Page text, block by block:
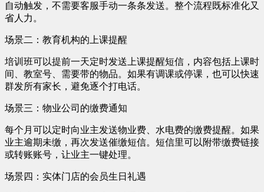
自动触发，不需要客服手动一条条发送。整个流程既标准化又
省人力。
场景二：教育机构的上课提醒
培训班可以提前一天定时发送上课提醒短信，内容包括上课时
间、教室号、需要带的物品。如果有调课或停课，也可以快速
群发所有家长，避免逐个打电话。
场景三：物业公司的缴费通知
每个月可以定时向业主发送物业费、水电费的缴费提醒。如果
业主逾期未缴，再次发送催缴短信。短信里可以附带缴费链接
或转账账号，让业主一键处理。
场景四：实体门店的会员生日礼遇